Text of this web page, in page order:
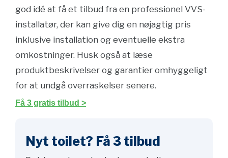
god idé at få et tilbud fra en professionel VVS-
installatør, der kan give dig en nøjagtig pris
inklusive installation og eventuelle ekstra
omkostninger. Husk også at læse
produktbeskrivelser og garantier omhyggeligt
for at undgå overraskelser senere.
Få 3 gratis tilbud >
Nyt toilet? Få 3 tilbud